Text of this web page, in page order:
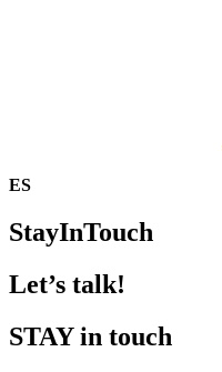
ES
StayInTouch
Let’s talk!
STAY in touch